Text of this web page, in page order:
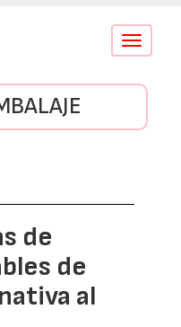
Conmutar
de
de
al